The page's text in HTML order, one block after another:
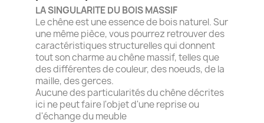
LA SINGULARITE DU BOIS MASSIF
Le chêne est une essence de bois naturel. Sur
une même pièce, vous pourrez retrouver des
caractéristiques structurelles qui donnent
tout son charme au chêne massif, telles que
des différentes de couleur, des noeuds, de la
maille, des gerces.
Aucune des particularités du chêne décrites
ici ne peut faire l'objet d'une reprise ou
d'échange du meuble